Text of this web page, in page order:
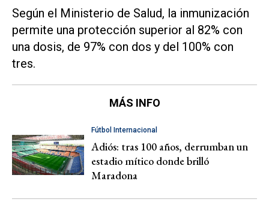
Según el Ministerio de Salud, la inmunización
permite una protección superior al 82% con
una dosis, de 97% con dos y del 100% con
tres.
MÁS INFO
Fútbol Internacional
Adiós: tras 100 años, derrumban un
estadio mítico donde brilló
Maradona